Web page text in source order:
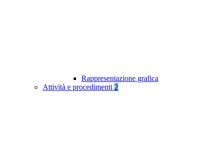
Rappresentazione grafica
Attività e procedimenti 2